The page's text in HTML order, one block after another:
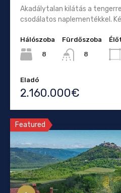
Akadálytalan kilátás a
csodálatos naplementékkel.
Hálószoba
8
Fürdőszoba
8
Eladó
2.160.000€
Featured